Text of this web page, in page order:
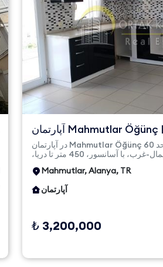
آپارتمان Mahmutlar Öğünç برای فروش 1+1 |
قابل استفاده با وام...
در آپارتمان Mahmutlar Öğünç برای فروش، واحد 60 m² خالی
1+1، طبقه 4 با نمای شمال-غرب، با آسانسور، 450 متر تا دریا،
Mahmutlar, Alanya, TR
آپارتمان
₺ 3,200,000